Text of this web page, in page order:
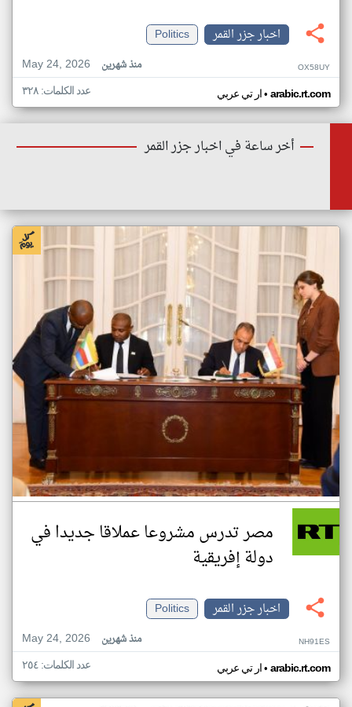
اخبار جزر القمر
Politics
May 24, 2026
منذ شهرين OX58UY
ار تي عربي• arabic.rt.com عدد الكلمات: ٣٢٨
أخر ساعة في اخبار جزر القمر
مصر تدرس مشروعا عملاقا جديدا في
دولة إفريقية
اخبار جزر القمر
Politics
May 24, 2026
منذ شهرين NH91ES
ار تي عربي• arabic.rt.com عدد الكلمات: ٢٥٤